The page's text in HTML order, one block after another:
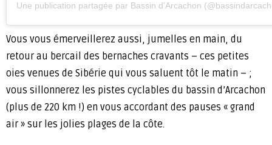
Une publication partagée par Bassin d’Arcachon
Vous vous émerveillerez aussi, jumelles en main, du
retour au bercail des bernaches cravants – ces petites
oies venues de Sibérie qui vous saluent tôt le matin – ;
vous sillonnerez les pistes cyclables du bassin d’Arcachon
(plus de 220 km !) en vous accordant des pauses « grand
air » sur les jolies plages de la côte.